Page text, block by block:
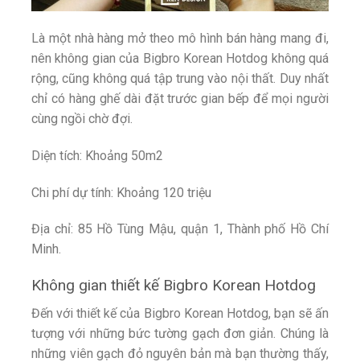
Là một nhà hàng mở theo mô hình bán hàng mang đi,
nên không gian của Bigbro Korean Hotdog không quá
rộng, cũng không quá tập trung vào nội thất. Duy nhất
chỉ có hàng ghế dài đặt trước gian bếp để mọi người
cùng ngồi chờ đợi.
Diện tích: Khoảng 50m2
Chi phí dự tính: Khoảng 120 triệu
Địa chỉ: 85 Hồ Tùng Mậu, quận 1, Thành phố Hồ Chí
Minh.
Không gian thiết kế Bigbro Korean Hotdog
Đến với thiết kế của Bigbro Korean Hotdog, bạn sẽ ấn
tượng với những bức tường gạch đơn giản. Chúng là
những viên gạch đỏ nguyên bản mà bạn thường thấy,